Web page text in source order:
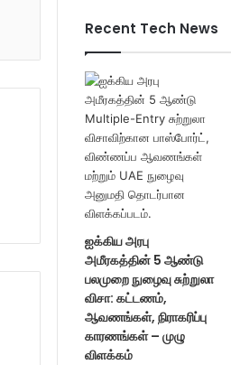
Recent Tech News
ஐக்கிய அரபு
அமீரகத்தின் 5 ஆண்டு
பலமுறை நுழைவு சுற்றுலா
விசா: கட்டணம்,
ஆவணங்கள், நிராகரிப்பு
காரணங்கள் – முழு
விளக்கம்